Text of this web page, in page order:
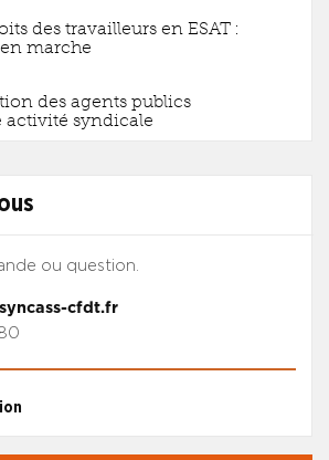
des travailleurs en ESAT :
marche
des agents publics
activité syndicale
ou question.
cfdt.fr